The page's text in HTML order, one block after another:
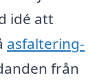
idé att
asfaltering-
från